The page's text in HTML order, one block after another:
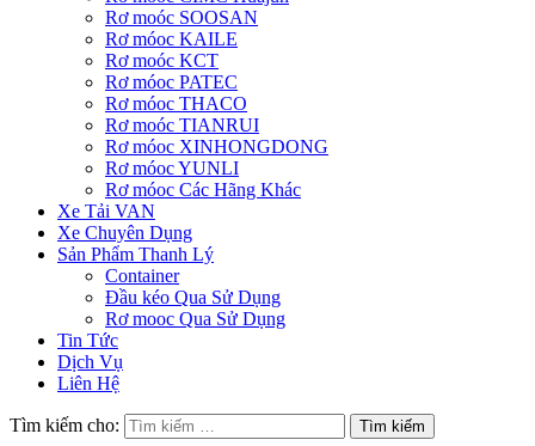
Rơ moóc SOOSAN
Rơ móoc KAILE
Rơ moóc KCT
Rơ móoc PATEC
Rơ móoc THACO
Rơ moóc TIANRUI
Rơ móoc XINHONGDONG
Rơ móoc YUNLI
Rơ móoc Các Hãng Khác
Xe Tải VAN
Xe Chuyên Dụng
Sản Phẩm Thanh Lý
Container
Đầu kéo Qua Sử Dụng
Rơ mooc Qua Sử Dụng
Tin Tức
Dịch Vụ
Liên Hệ
Tìm kiếm cho: